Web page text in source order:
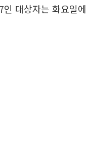
인 대상자는 화요일